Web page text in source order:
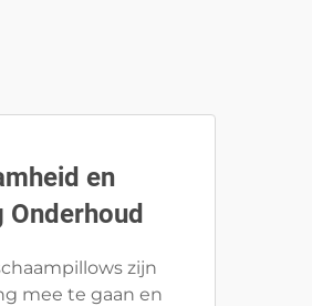
en
Onderhoud
zijn
mee te gaan en